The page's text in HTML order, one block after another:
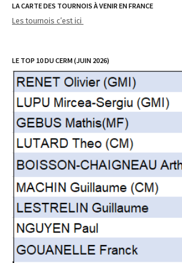
LA CARTE DES TOURNOIS À VENIR EN FRANCE
Les tournois c’est ici
LE TOP 10 DU CERM (JUIN 2026)